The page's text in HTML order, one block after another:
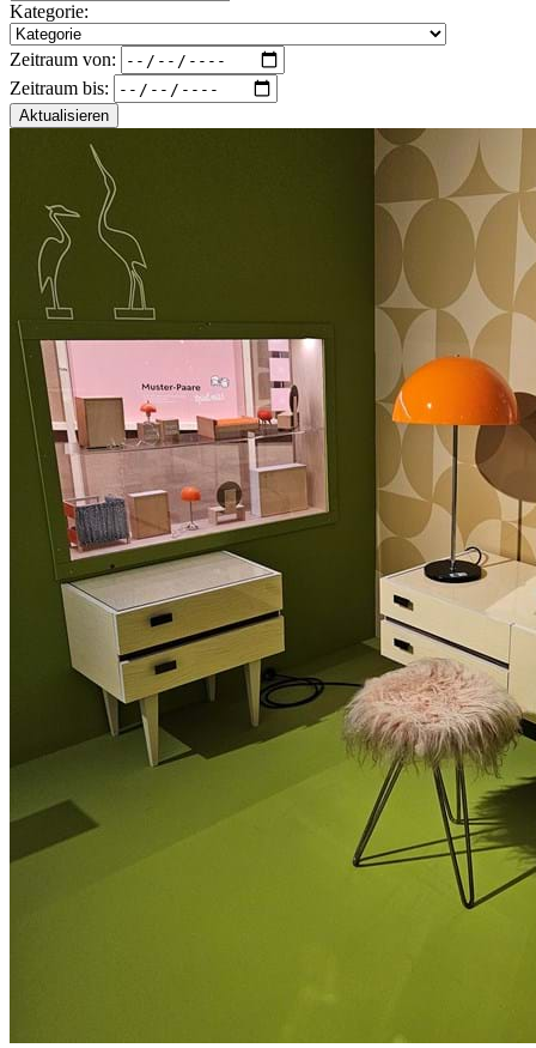
Kategorie:
Zeitraum von:
Zeitraum bis:
Aktualisieren